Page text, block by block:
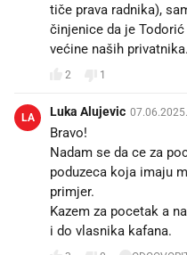
tiče prava radnika),
činjenice da je
većine naših privatnika.
2 1
LA Luka Alujevic 07.06.2025.
Bravo!
Nadam se da ce za
poduzeca koja imaju
primjer.
Kazem za pocetak a
i do vlasnika kafana.